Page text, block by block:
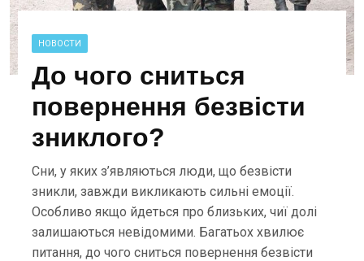
НОВОСТИ
До чого сниться
повернення безвісти
зниклого?
Сни, у яких з’являються люди, що безвісти
зникли, завжди викликають сильні емоції.
Особливо якщо йдеться про близьких, чиї долі
залишаються невідомими. Багатьох хвилює
питання, до чого сниться повернення безвісти